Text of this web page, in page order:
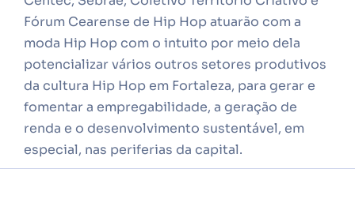
Fórum Cearense de Hip Hop atuarão com a
moda Hip Hop com o intuito por meio dela
potencializar vários outros setores produtivos
da cultura Hip Hop em Fortaleza, para gerar e
fomentar a empregabilidade, a geração de
renda e o desenvolvimento sustentável, em
especial, nas periferias da capital.